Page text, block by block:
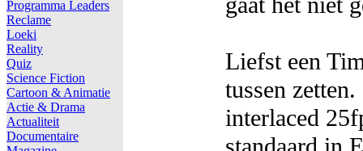
Programma Leaders
Reclame
Loeki
Reality
Quiz
Science Fiction
Cartoon & Animatie
Actie & Drama
Actualiteit
Documentaire
Liefst een
tussen
interlaced